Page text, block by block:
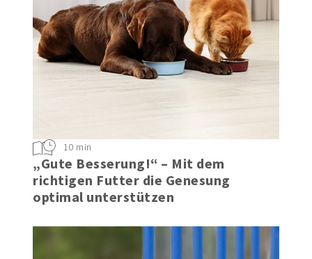
„Gute Besserung!“ – Mit dem
richtigen Futter die Genesung
optimal unterstützen
10 min